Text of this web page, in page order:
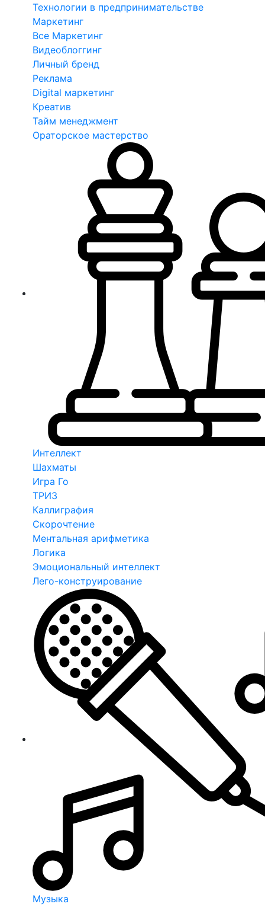
Технологии в предпринимательстве
Маркетинг
Все Маркетинг
Видеоблоггинг
Личный бренд
Реклама
Digital маркетинг
Креатив
Тайм менеджмент
Ораторское мастерство
Интеллект
Шахматы
Игра Го
ТРИЗ
Каллиграфия
Скорочтение
Ментальная арифметика
Логика
Эмоциональный интеллект
Лего-конструирование
Музыка